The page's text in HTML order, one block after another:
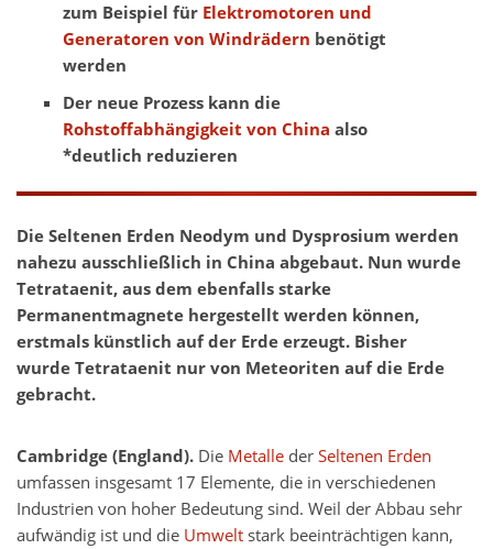
zum Beispiel für Elektromotoren und
Generatoren von Windrädern benötigt
werden
Der neue Prozess kann die
Rohstoffabhängigkeit von China also
*deutlich reduzieren
Die Seltenen Erden Neodym und Dysprosium werden
nahezu ausschließlich in China abgebaut. Nun wurde
Tetrataenit, aus dem ebenfalls starke
Permanentmagnete hergestellt werden können,
erstmals künstlich auf der Erde erzeugt. Bisher
wurde Tetrataenit nur von Meteoriten auf die Erde
gebracht.
Cambridge (England). Die Metalle derSeltenen Erden
umfassen insgesamt 17 Elemente, die in verschiedenen
Industrien von hoher Bedeutung sind. Weil der Abbau sehr
aufwändig ist und die Umweltstark beeinträchtigen kann,